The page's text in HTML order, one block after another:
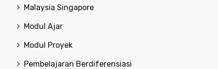
Malaysia Singapore
Modul Ajar
Modul Proyek
Pembelajaran Berdiferensiasi